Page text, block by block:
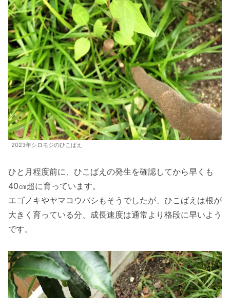
2023年シロモジのひこばえ
ひと月程度前に、ひこばえの発生を確認してから早くも
40㎝超に育っています。
エゴノキやヤマコウバシもそうでしたが、ひこばえは根が
大きく育っている分、成長速度は通常より格段に早いよう
です。